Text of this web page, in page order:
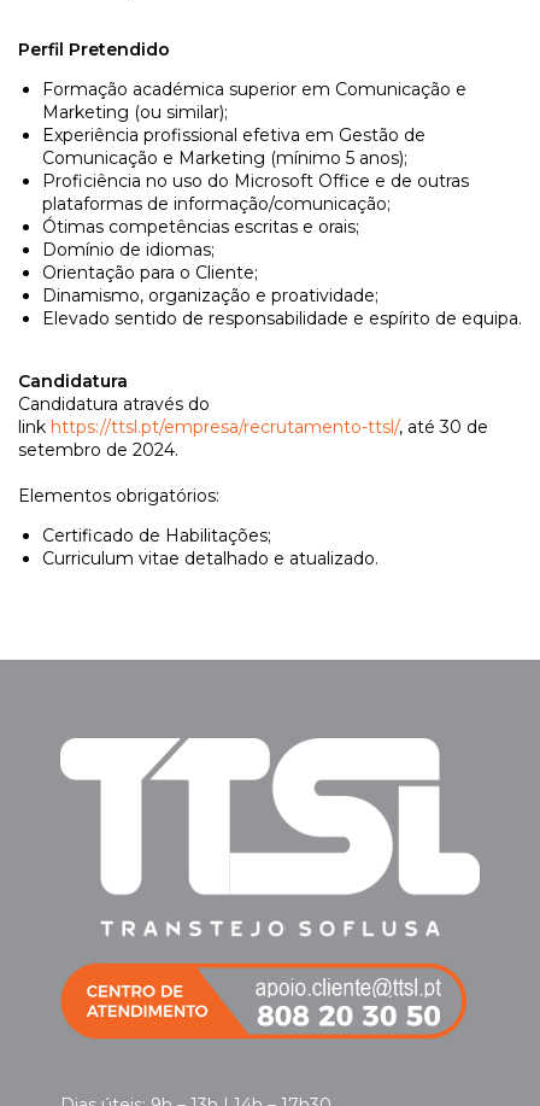
Perfil Pretendido
Formação académica superior em Comunicação e
Marketing (ou similar);
Experiência profissional efetiva em Gestão de
Comunicação e Marketing (mínimo 5 anos);
Proficiência no uso do Microsoft Office e de outras
plataformas de informação/comunicação;
Ótimas competências escritas e orais;
Domínio de idiomas;
Orientação para o Cliente;
Dinamismo, organização e proatividade;
Elevado sentido de responsabilidade e espírito de equipa.
Candidatura
Candidatura através do
link https://ttsl.pt/empresa/recrutamento-ttsl/, até 30 de
setembro de 2024.
Elementos obrigatórios:
Certificado de Habilitações;
Curriculum vitae detalhado e atualizado.